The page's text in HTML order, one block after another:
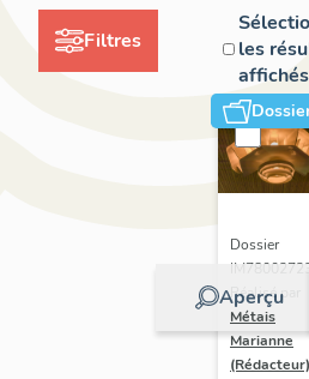
Filtres
les
affichés
Aperçu
Dossier
Réalisé par
Métais
Marianne
(Rédacteur)